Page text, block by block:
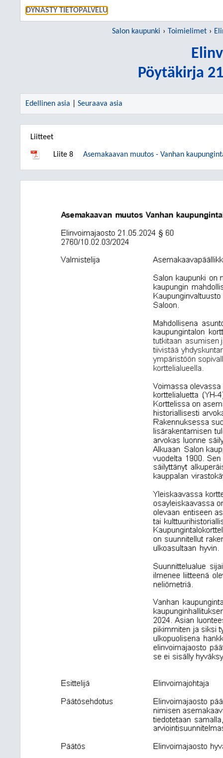
DYNASTY TIETOPALVELU
Salon kaupunki Toimielimet
Pöytäkirja
Edellinen asia Seuraava asia
Liitteet
Liite 8 Asemakaavan muutos - Vanhan